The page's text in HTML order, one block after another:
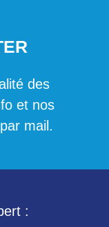
des
et nos
mail.
: